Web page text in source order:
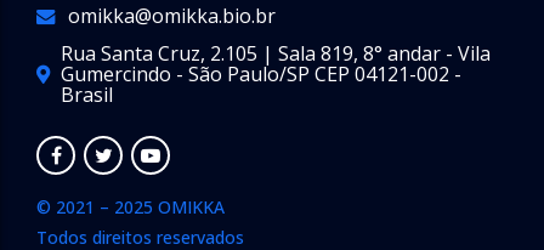
omikka@omikka.bio.br
Rua Santa Cruz, 2.105 | Sala 819, 8° andar - Vila
Gumercindo - São Paulo/SP CEP 04121-002 -
Brasil
© 2021 – 2025 OMIKKA
Todos direitos reservados